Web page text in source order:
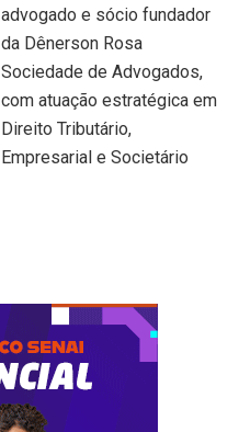
advogado e sócio fundador
da Dênerson Rosa
Sociedade de Advogados,
com atuação estratégica em
Direito Tributário,
Empresarial e Societário